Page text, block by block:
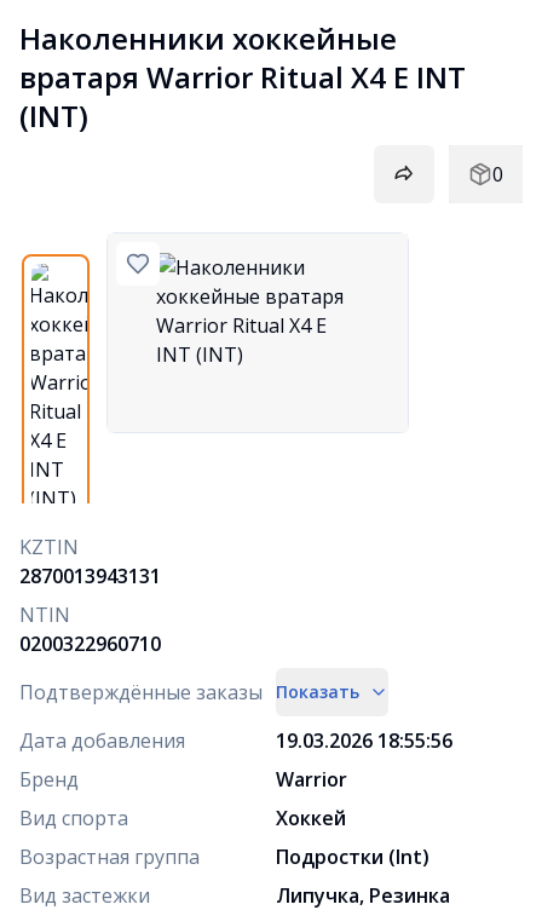
Наколенники хоккейные
вратаря Warrior Ritual X4 E INT
(INT)
0
KZTIN
2870013943131
NTIN
0200322960710
Подтверждённые заказы
Показать
Дата добавления
19.03.2026 18:55:56
Бренд
Warrior
Вид спорта
Хоккей
Возрастная группа
Подростки (Int)
Вид застежки
Липучка, Резинка